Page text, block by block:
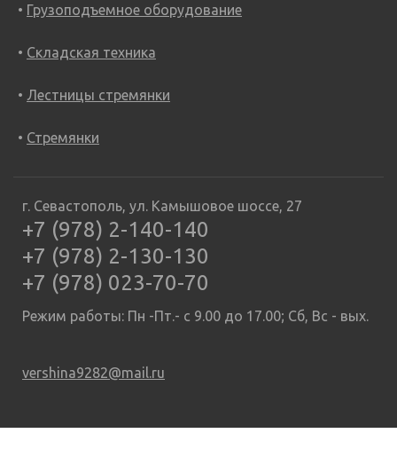
Грузоподъемное оборудование
Складская техника
Лестницы стремянки
Стремянки
г. Севастополь, ул. Камышовое шоссе, 27
+7 (978) 2-140-140
+7 (978) 2-130-130
+7 (978) 023-70-70
Режим работы: Пн -Пт.- с 9.00 до 17.00; Сб, Вс - вых.
vershina9282@mail.ru